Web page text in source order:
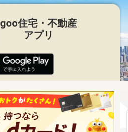
goo住宅・不動産
アプリ